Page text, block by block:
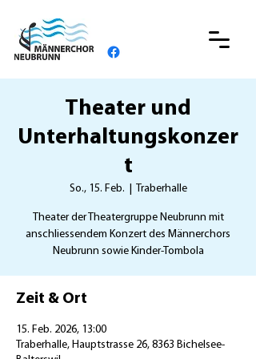
Theater und
Unterhaltungskonzer
t
So., 15. Feb. Traberhalle
Theater der Theatergruppe Neubrunn mit
anschliessendem Konzert des Männerchors
Neubrunn sowie Kinder-Tombola
Zeit & Ort
15. Feb. 2026, 13:00
Traberhalle, Hauptstrasse 26, 8363 Bichelsee-